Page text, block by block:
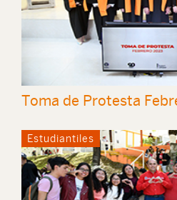
Toma de Protesta
Estudiantiles